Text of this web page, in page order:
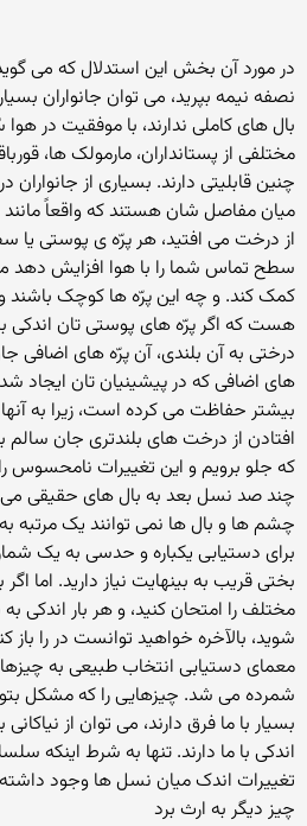
در مورد آن بخش این استدلال که می
نصفه نیمه بپرید، می توان جانواران
بال های کاملی ندارند، با موفقیت در
مختلفی از پستانداران، مارمولک ها،
چنین قابلیتی دارند. بسیاری از
میان مفاصل شان هستند که واقعاً
از درخت می افتید، هر پرّه ی پوستی یا
سطح تماس شما را با هوا افزایش دهد
کمک کند. و چه این پرّه ها کوچک باشند
هست که اگر پرّه های پوستی تان اندکی
درختی به آن بلندی، آن پرّه های اضافی
های اضافی که در پیشینیان تان ایجاد
بیشتر حفاظت می کرده است، زیرا به
افتادن از درخت های بلندتری جان سالم
که جلو برویم و این تغییرات نامحسوس
چند صد نسل بعد به بال های حقیقی
چشم ها و بال ها نمی توانند یک مرتبه
برای دستیابی یکباره و حدسی به یک
بختی قریب به بینهایت نیاز دارید. اما
مختلف را امتحان کنید، و هر بار اندکی
شوید، بالآخره خواهید توانست در را باز
معمای دستیابی انتخاب طبیعی به
شمرده می شد. چیزهایی را که مشکل
بسیار با ما فرق دارند، می توان از
اندکی با ما دارند. تنها به شرط اینکه
تغییرات اندک میان نسل ها وجود
چیز دیگر به ارث برد